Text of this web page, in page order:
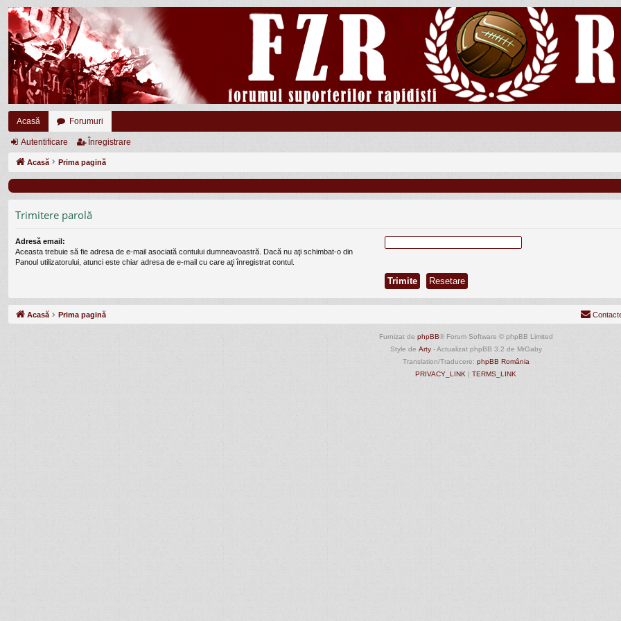
Acasă Forumuri
Autentificare Înregistrare
Acasă Prima pagină
Trimitere parolă
Adresă email:
Aceasta trebuie să fie adresa de e-mail asociată contului dumneavoastră. Dacă nu aţi schimbat-o din
Panoul utilizatorului, atunci este chiar adresa de e-mail cu care aţi înregistrat contul.
Acasă Prima pagină
Furnizat de phpBB® Forum Software © phpBB Limited
Style de Arty- Actualizat phpBB 3.2 de MrGaby
Translation/Traducere: phpBB România
PRIVACY_LINK | TERMS_LINK